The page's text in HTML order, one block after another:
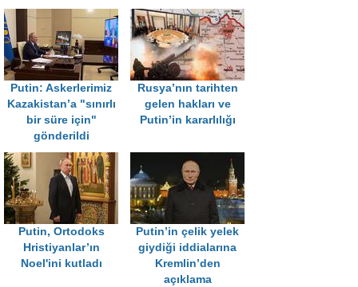
Putin: Askerlerimiz
Kazakistan’a "sınırlı
bir süre için"
gönderildi
Rusya’nın tarihten
gelen hakları ve
Putin’in kararlılığı
Putin, Ortodoks
Hristiyanlar’ın
Noel'ini kutladı
Putin’in çelik yelek
giydiği iddialarına
Kremlin’den
açıklama